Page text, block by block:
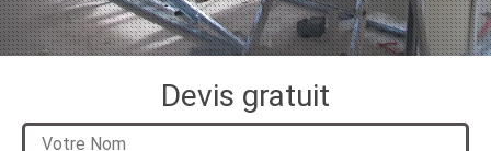
Devis gratuit